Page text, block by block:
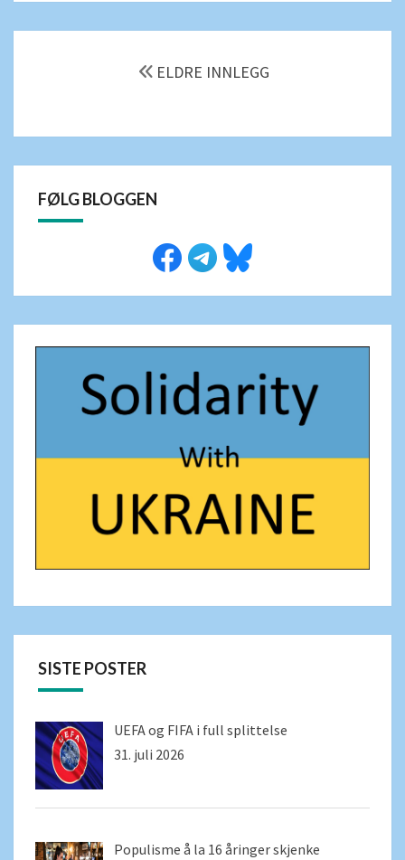
ELDRE INNLEGG
FØLG BLOGGEN
SISTE POSTER
UEFA og FIFA i full splittelse
31. juli 2026
Populisme å la 16 åringer skjenke